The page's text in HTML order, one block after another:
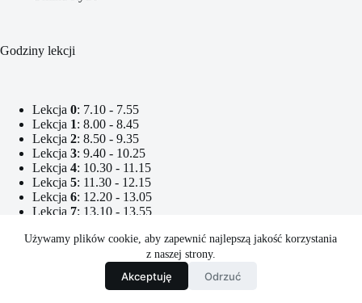
Używamy plików cookie, aby zapewnić najlepszą jakość korzystania
z naszej strony.
Akceptuję Odrzuć
Godziny lekcji
Lekcja 0: 7.10 - 7.55
Lekcja 1: 8.00 - 8.45
Lekcja 2: 8.50 - 9.35
Lekcja 3: 9.40 - 10.25
Lekcja 4: 10.30 - 11.15
Lekcja 5: 11.30 - 12.15
Lekcja 6: 12.20 - 13.05
Lekcja 7: 13.10 - 13.55
Lekcja 9: 15.00 - 15.45
: 15.50 - 16.35
: 16.40 - 17.25
Copyright © 2026 - Zespół Szkolno-Przedszkolny w Rytrze.